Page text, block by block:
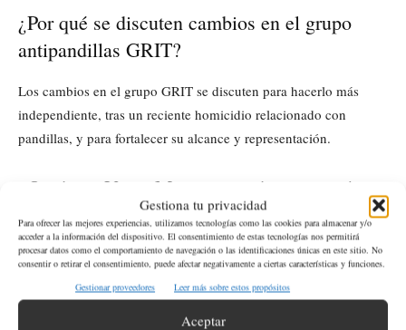
Gestiona tu privacidad
Para ofrecer las mejores experiencias, utilizamos tecnologías como las cookies para almacenar y/o
acceder a la información del dispositivo. El consentimiento de estas tecnologías nos permitirá
procesar datos como el comportamiento de navegación o las identificaciones únicas en este sitio. No
consentir o retirar el consentimiento, puede afectar negativamente a ciertas características y funciones.
Gestionar proveedores
Leer más sobre estos propósitos
Aceptar
¿Por qué se discuten cambios en el grupo
antipandillas GRIT?
Los cambios en el grupo GRIT se discuten para hacerlo más
independiente, tras un reciente homicidio relacionado con
pandillas, y para fortalecer su alcance y representación.
¿Quién es Viren Mayani y qué presentará en
la reunión del concejo?
Viren Mayani es el nuevo director de finanzas y presupuesto de
la ciudad de Yakima, y presentará un informe en su primer día
supervisando el departamento de finanzas.